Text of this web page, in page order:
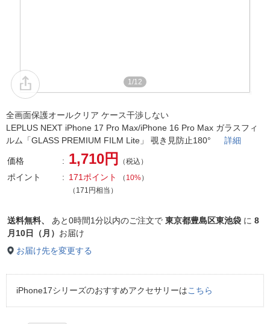
1/12
全画面保護オールクリア ケース干渉しない
LEPLUS NEXT iPhone 17 Pro Max/iPhone 16 Pro Max ガラスフィ
ルム「GLASS PREMIUM FILM Lite」 覗き見防止180° 詳細
価格 1,710円 （税込）
ポイント 171ポイント （ 10%）
（171円相当）
送料無料、 あと0時間1分以内のご注文で 東京都豊島区東池袋 に 8
月10日（月） お届け
お届け先を変更する
iPhone17シリーズのおすすめアクセサリーはこちら